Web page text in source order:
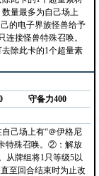
量最多为自己场上
的电子界族怪兽给予
接怪兽特殊召唤。
除此卡的1个超量素
守备力400
己场上有“＠伊格尼
特殊召唤。②：解放
从牌组将1只等级5以
至回合结束时为止改